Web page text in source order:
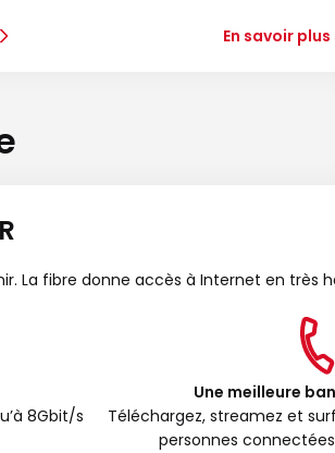
En savoir plus
La fibre donne accès à Internet en
8Gbit/s
Une meilleure
Téléchargez, streamez et
personnes